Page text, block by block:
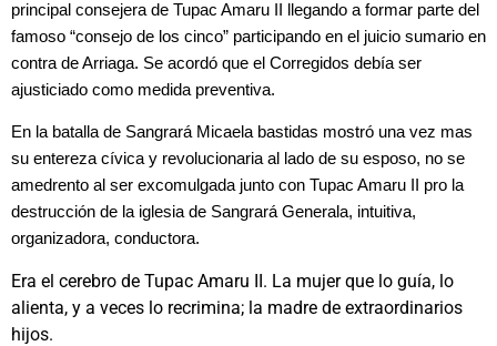
principal consejera de Tupac Amaru II llegando a formar parte del
famoso “consejo de los cinco” participando en el juicio sumario en
contra de Arriaga. Se acordó que el Corregidos debía ser
ajusticiado como medida preventiva.
En la batalla de Sangrará Micaela bastidas mostró una vez mas
su entereza cívica y revolucionaria al lado de su esposo, no se
amedrento al ser excomulgada junto con Tupac Amaru II pro la
destrucción de la iglesia de Sangrará Generala, intuitiva,
organizadora, conductora.
Era el cerebro de Tupac Amaru II. La mujer que lo guía, lo
alienta, y a veces lo recrimina; la madre de extraordinarios
hijos.